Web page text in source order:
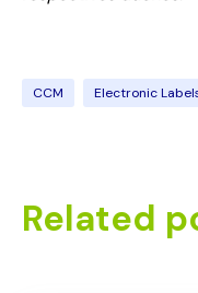
CCM Electronic
Related